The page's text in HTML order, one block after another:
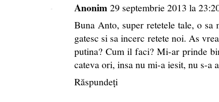
Anonim 29 septembrie 2013 la
Buna Anto, super retetele tale, o
gatesc si sa incerc retete noi. As
putina? Cum il faci? Mi-ar prinde
cateva ori, insa nu mi-a iesit, nu s-a
Răspundeți